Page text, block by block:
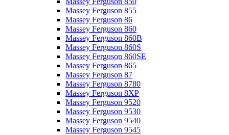
Massey Ferguson 855
Massey Ferguson 86
Massey Ferguson 860
Massey Ferguson 860B
Massey Ferguson 860S
Massey Ferguson 860SE
Massey Ferguson 865
Massey Ferguson 87
Massey Ferguson 8780
Massey Ferguson 8XP
Massey Ferguson 9520
Massey Ferguson 9530
Massey Ferguson 9540
Massey Ferguson 9545